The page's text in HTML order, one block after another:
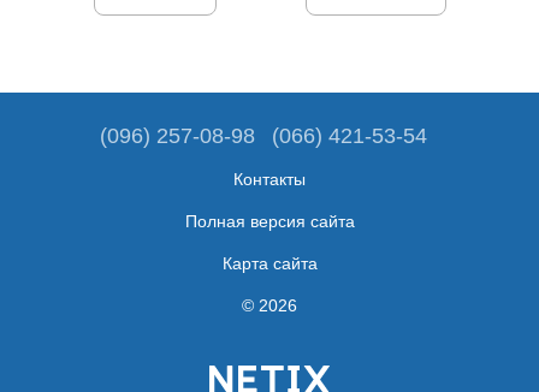
(096) 257-08-98 (066) 421-53-54
Контакты
Полная версия сайта
Карта сайта
© 2026